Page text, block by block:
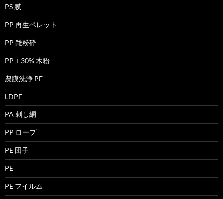
PS 膜
PP 再生ペレット
PP 雑粉砕
PP + 30% 木粉
農膜洗浄 PE
LDPE
PA 刺し網
PP ロープ
PE 団子
PE
PE フイルム